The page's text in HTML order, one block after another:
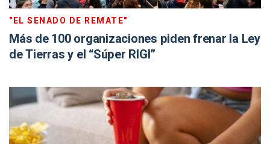
"EL SENADO DE REMATE"
Más de 100 organizaciones piden frenar la Ley
de Tierras y el “Súper RIGI”